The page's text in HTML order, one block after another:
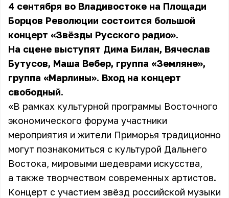
4 сентября во Владивостоке на Площади
Борцов Революции состоится большой
концерт «Звёзды Русского радио».
На сцене выступят Дима Билан, Вячеслав
Бутусов, Маша Вебер, группа «Земляне»,
группа «Марлины». Вход на концерт
свободный.
«В рамках культурной программы Восточного
экономического форума участники
мероприятия и жители Приморья традиционно
могут познакомиться с культурой Дальнего
Востока, мировыми шедеврами искусства,
а также творчеством современных артистов.
Концерт с участием звёзд российской музыки